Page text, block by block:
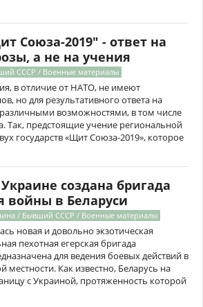
Союза-2019" - ответ на
а не на учения
СССР / Военные материалы
в отличие от НАТО, не имеют
но для результативного ответа на
возможностями, в том числе
Так, предстоящие учение региональной
государств «Щит Союза-2019», которое
создана бригада
войны в Беларуси
/ Бывший СССР / Военные материалы
новая и довольно экзотическая
пехотная егерская бригада
для ведения боевых действий в
местности. Как известно, Беларусь на
с Украиной, протяженность которой